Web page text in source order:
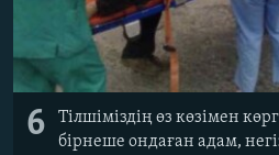
6
Тілшіміздің өз көзімен
бірнеше ондаған адам,